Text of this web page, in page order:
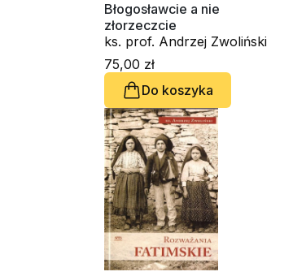
Błogosławcie a nie
złorzeczcie
ks. prof. Andrzej Zwoliński
75,00 zł
Do koszyka